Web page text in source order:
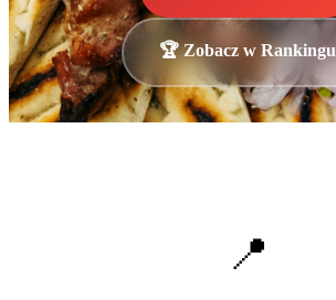
🏆 Zobacz w Rankingu
📍